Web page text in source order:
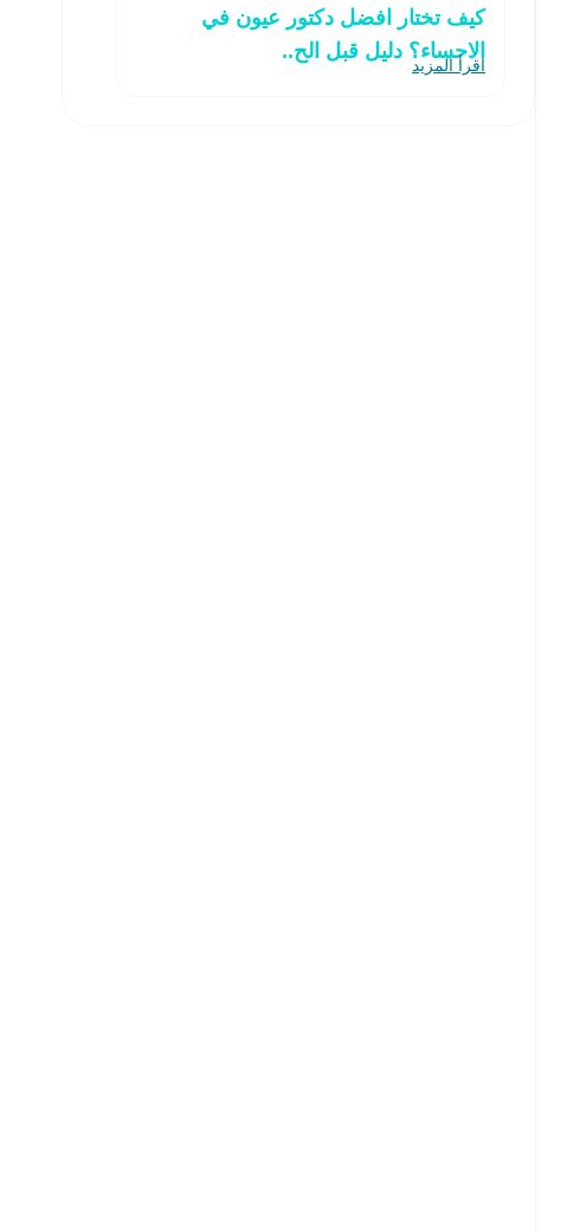
كيف تختار افضل دكتور عيون في
الاحساء؟ دليل قبل الح..
اقرأ المزيد